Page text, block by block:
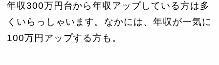
年収300万円台から年収アップしている方は多
くいらっしゃいます。なかには、年収が一気に
100万円アップする方も。